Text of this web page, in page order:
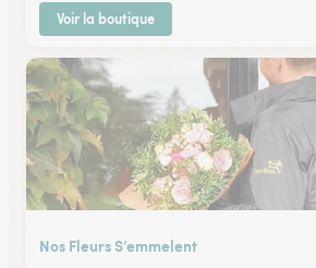
Voir la boutique
Nos Fleurs S’emmelent